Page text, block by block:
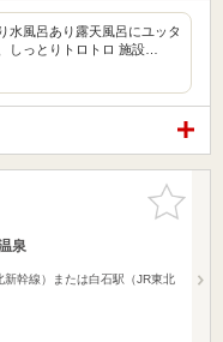
水風呂あり露天風呂にユッタ
しっとりトロトロ 施設…
お気に入
りに追加
泉
幹線）または白石駅（JR東北